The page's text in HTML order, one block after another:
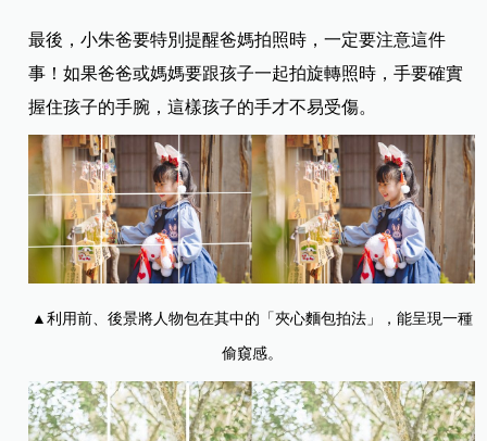
最後，小朱爸要特別提醒爸媽拍照時，一定要注意這件
事！如果爸爸或媽媽要跟孩子一起拍旋轉照時，手要確實
握住孩子的手腕，這樣孩子的手才不易受傷。
▲利用前、後景將人物包在其中的「夾心麵包拍法」，能呈現一種
偷窺感。